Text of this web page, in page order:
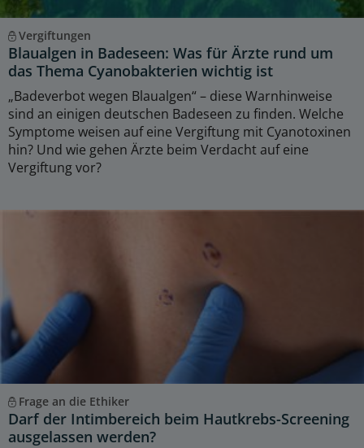
Vergiftungen
Blaualgen in Badeseen: Was für Ärzte rund um
das Thema Cyanobakterien wichtig ist
„Badeverbot wegen Blaualgen“ – diese Warnhinweise
sind an einigen deutschen Badeseen zu finden. Welche
Symptome weisen auf eine Vergiftung mit Cyanotoxinen
hin? Und wie gehen Ärzte beim Verdacht auf eine
Vergiftung vor?
Frage an die Ethiker
Darf der Intimbereich beim Hautkrebs-Screening
ausgelassen werden?